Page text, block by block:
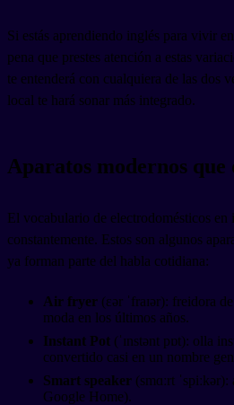
Si estás aprendiendo inglés para vivir
pena que prestes atención a estas
te entenderá con cualquiera de las dos
local te hará sonar más integrado.
Aparatos modernos que
El vocabulario de electrodomésticos en
constantemente. Estos son algunos
ya forman parte del habla cotidiana:
Air fryer (ɛər ˈfraɪər): freidora
moda en los últimos años.
Instant Pot (ˈɪnstənt pɒt): olla
convertido casi en un nombre
Smart speaker (smɑːrt
Google Home).